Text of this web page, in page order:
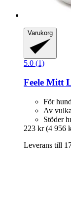
Varukorg
5.0 (1)
Feele Mitt
För
Av
Stöder
223 kr (4 956
Leverans till